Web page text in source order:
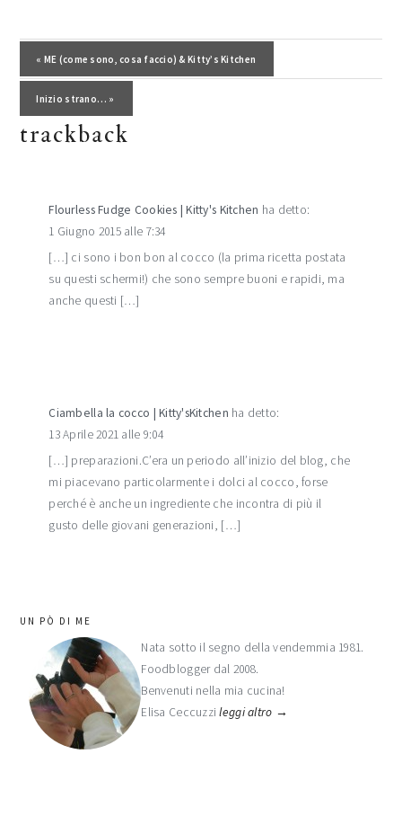
Post precedente:
« ME (come sono, cosa faccio) & Kitty’s Kitchen
Post successivo:
Inizio strano… »
del
lettore
trackback
Flourless Fudge Cookies | Kitty's Kitchen ha detto:
1 Giugno 2015 alle 7:34
[…] ci sono i bon bon al cocco (la prima ricetta postata
su questi schermi!) che sono sempre buoni e rapidi, ma
anche questi […]
Ciambella la cocco | Kitty'sKitchen ha detto:
13 Aprile 2021 alle 9:04
[…] preparazioni.C’era un periodo all’inizio del blog, che
mi piacevano particolarmente i dolci al cocco, forse
perché è anche un ingrediente che incontra di più il
gusto delle giovani generazioni, […]
barra
laterale
primaria
UN PÒ DI ME
Nata sotto il segno della vendemmia 1981.
Foodblogger dal 2008.
Benvenuti nella mia cucina!
Elisa Ceccuzzileggi altro →